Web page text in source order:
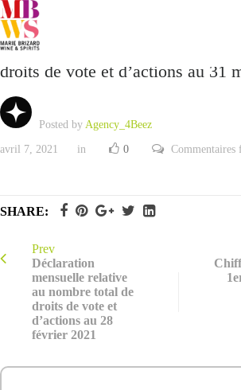
Déclaration mensuelle relative
droits de vote et d’actions au 31
Posted by Agency_4Beez
avril 7, 2021 in 0 Commentaires
SHARE:
Prev
Déclaration
mensuelle relative
au nombre total de
droits de vote et
d’actions au 28
février 2021